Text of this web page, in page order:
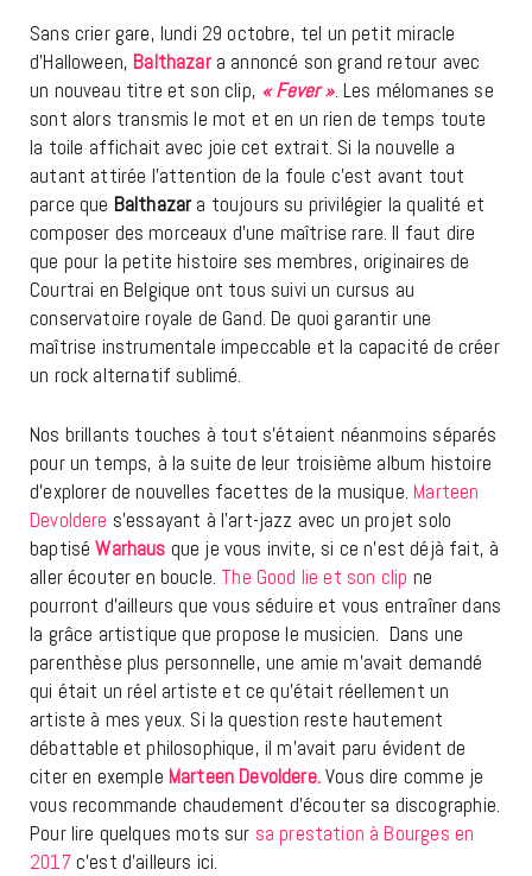
Sans crier gare, lundi 29 octobre, tel un petit miracle
d’Halloween, Balthazara annoncé son grand retour avec
un nouveau titre et son clip, « Fever ». Les mélomanes se
sont alors transmis le mot et en un rien de temps toute
la toile affichait avec joie cet extrait. Si la nouvelle a
autant attirée l’attention de la foule c’est avant tout
parce que Balthazara toujours su privilégier la qualité et
composer des morceaux d’une maîtrise rare. Il faut dire
que pour la petite histoire ses membres, originaires de
Courtrai en Belgique ont tous suivi un cursus au
conservatoire royale de Gand. De quoi garantir une
maîtrise instrumentale impeccable et la capacité de créer
un rock alternatif sublimé.
Nos brillants touches à tout s’étaient néanmoins séparés
pour un temps, à la suite de leur troisième album histoire
d’explorer de nouvelles facettes de la musique. Marteen
Devoldere s’essayant à l’art-jazz avec un projet solo
baptiséWarhaus que je vous invite, si ce n’est déjà fait, à
aller écouter en boucle. The Good lie et son clip ne
pourront d’ailleurs que vous séduire et vous entraîner dans
la grâce artistique que propose le musicien. Dans une
parenthèse plus personnelle, une amie m’avait demandé
qui était un réel artiste et ce qu’était réellement un
artiste à mes yeux. Si la question reste hautement
débattable et philosophique, il m’avait paru évident de
citer en exemple Marteen Devoldere.Vous dire comme je
vous recommande chaudement d’écouter sa discographie.
Pour lire quelques mots sur sa prestation à Bourges en
2017c’est d’ailleurs ici.